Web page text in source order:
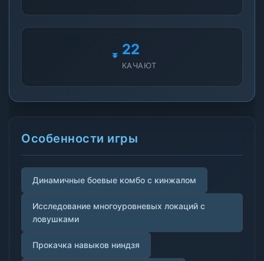
22
КАЧАЮТ
Особенности игры
Динамичные боевые комбо с кинжалом
Исследование многоуровневых локаций с
ловушками
Прокачка навыков ниндзя